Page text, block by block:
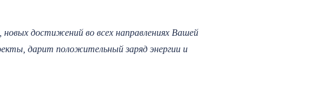
достижений во всех направлениях Вашей
дарит положительный заряд энергии и